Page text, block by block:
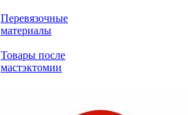
Перевязочные
материалы
Товары после
мастэктомии